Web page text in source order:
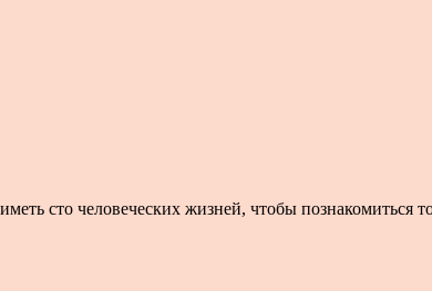
сто человеческих жизней, чтобы познакомиться